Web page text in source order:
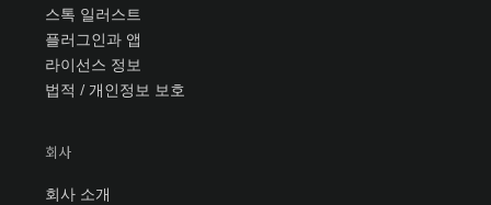
스톡 일러스트
플러그인과 앱
라이선스 정보
법적 / 개인정보 보호
회사
회사 소개